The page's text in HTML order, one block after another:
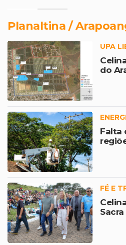
Planaltina /
UPA
do
Falta
FÉ E